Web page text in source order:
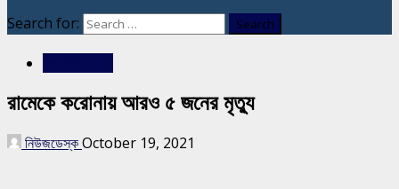
Search for:
রামেকে করোনায় আরও ৫ জনের মৃত্যু
নিউজডেস্কOctober 19, 2021